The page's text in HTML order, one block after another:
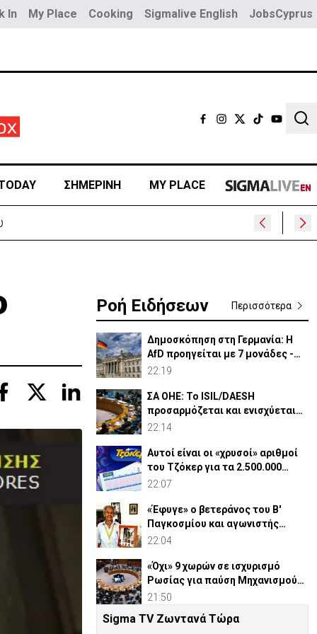
In My Place Cooking Sigmalive English JobsCyprus
ΣΗΜΕΡΙΝΗ MY PLACE
Ροή Ειδήσεων Περισσότερα
Δημοσκόπηση στη Γερμανία: Η
AfD προηγείται με 7 μονάδες -
Διεύρυνε τη διαφορά
22:19
ΣΑ ΟΗΕ: Το ISIL/DAESH
προσαρμόζεται και ενισχύεται
στην Αφρική - Πώς απειλεί
22:14
Αυτοί είναι οι «χρυσοί» αριθμοί
του Τζόκερ για τα 2.500.000
ευρώ
22:07
«Έφυγε» ο βετεράνος του Β'
Παγκοσμίου και αγωνιστής
ΕΟΚΑ, Παύλος Μ. Κασάπης
22:04
«Όχι» 9 χωρών σε ισχυρισμό
Ρωσίας για παύση Μηχανισμού
Ποινικών Δικαστηρίων
21:50
ΗΠΑ: Μαζικές κυβερνοεπιθέσεις
Sigma TV Ζωντανά Τώρα